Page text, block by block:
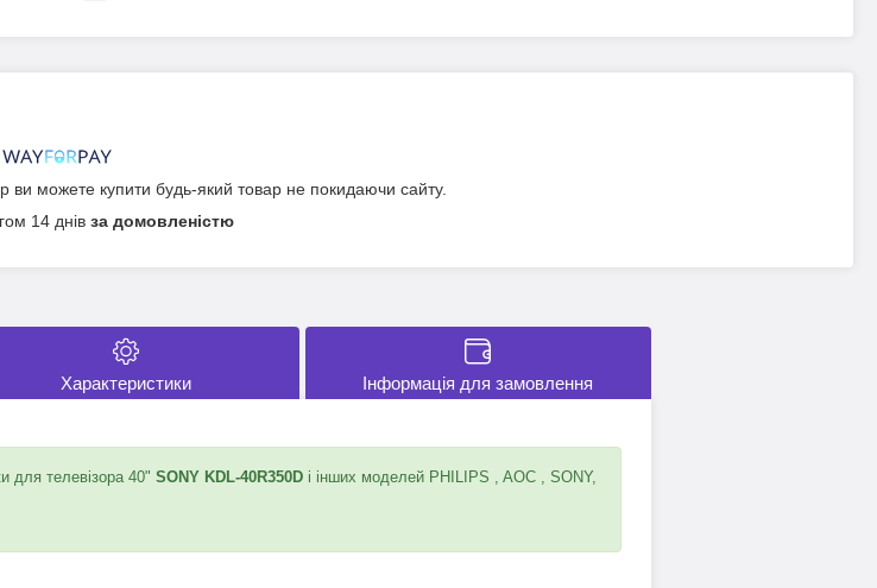
ви можете купити будь-який товар не покидаючи сайту.
14 днів за домовленістю
Характеристики Інформація для замовлення
для телевізора 40" SONY KDL-40R350D і інших моделей PHILIPS , AOC , SONY,